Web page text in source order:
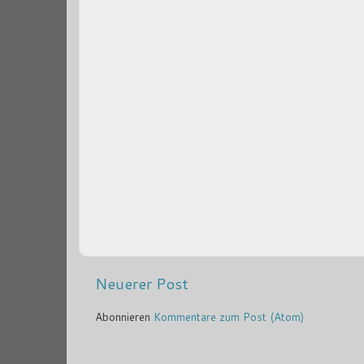
Neuerer Post
Abonnieren Kommentare zum Post (Atom)